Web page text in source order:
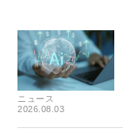
ニュース
2026.08.03